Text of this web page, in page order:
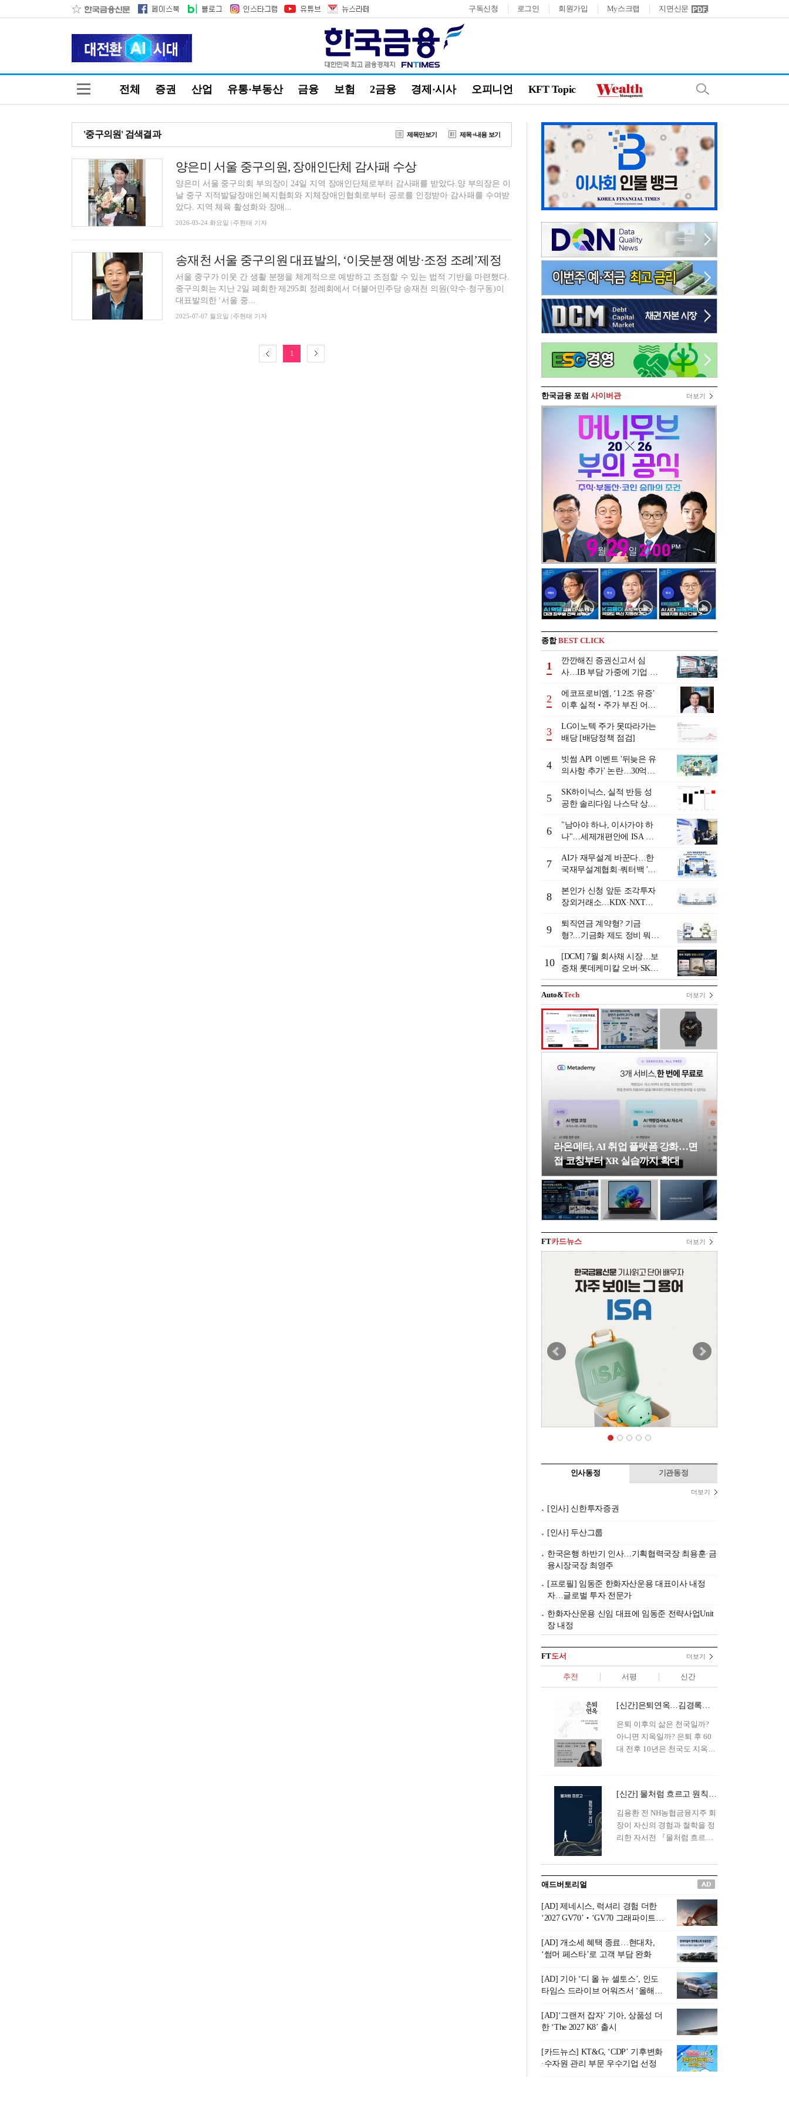
구독신청 로그인 회원가입 My스크랩 지면신문
전체 증권 산업 유통·부동산 금융 보험 2금융 경제·시사 오피니언 KFT Topic
'중구의원' 검색결과 제목만보기 제목+내용 보기
양은미 서울 중구의원, 장애인단체 감사패 수상
양은미 서울 중구의회 부의장이 24일 지역 장애인단체로부터 감사패를 받았다.양 부의장은 이
날 중구 지적발달장애인복지협회와 지체장애인협회로부터 공로를 인정받아 감사패를 수여받
았다. 지역 체육 활성화와 장애...
2026-03-24 화요일 | 주현태 기자
송재천 서울 중구의원 대표발의, ‘이웃분쟁 예방·조정 조례’제정
서울 중구가 이웃 간 생활 분쟁을 체계적으로 예방하고 조정할 수 있는 법적 기반을 마련했다.
중구의회는 지난 2일 폐회한 제295회 정례회에서 더불어민주당 송재천 의원(약수·청구동)이
대표발의한 ‘서울 중...
2025-07-07 월요일 | 주현태 기자
1
한국금융 포럼 사이버관 더보기
종합BEST CLICK
1
깐깐해진 증권신고서 심
사…IB 부담 가중에 기업 자
2
에코프로비엠, ‘1.2조 유증’
이후 실적‧주가 부진 어쩌
3
LG이노텍 주가 못따라가는
배당 [배당정책 점검]
4
빗썸 API 이벤트 '뒤늦은 유
의사항 추가' 논란…30억원
발
5
SK하이닉스, 실적 반등 성
공한 솔리다임 나스닥 상장
6
"남아야 하나, 이사가야 하
나"…세제개편안에 ISA 투
7
AI가 재무설계 바꾼다…한
국재무설계협회·쿼터백 '베
8
본인가 신청 앞둔 조각투자
장외거래소…KDX·NXT컨
9
퇴직연금 계약형? 기금
형?…기금화 제도 정비 뭐길
(상)]
10
[DCM] 7월 회사채 시장…보
증채 롯데케미칼 오버·SK에
코플랜트 언더 [7월 리뷰①]
Auto&Tech 더보기
라온메타, AI 취업 플랫폼 강화…면
접 코칭부터 XR 실습까지 확대
FT카드뉴스 더보기
인사동정 기관동정
더보기
[인사] 신한투자증권
[인사] 두산그룹
한국은행 하반기 인사…기획협력국장 최용훈·금
융시장국장 최영주
[프로필] 임동준 한화자산운용 대표이사 내정
자…글로벌 투자 전문가
한화자산운용 신임 대표에 임동준 전략사업Unit
장 내정
FT도서 더보기
추천 서평 신간
[신간]은퇴연옥…김경록의 은퇴 후 삶의 나침반
은퇴 이후의 삶은 천국일까?
아니면 지옥일까? 은퇴 후 60
대 전후 10년은 천국도 지옥도
은퇴 설계를 가이드해 온 김경
록 옵투스자산운용의 고문이
신간 『은퇴연옥』을 내놓았
다.단테는 지옥을 '모든 희망을
록 고문은 새로운 시각을 제시
0년의 과도기는 지옥이 아니라
정화와 성장의 공간인 ‘은퇴연
옥(Purgatory)’이라는 것이다.
연옥은 고통스럽지만 끝이 있
으며, 준비를 통해 천국으로 나
아갈 수 있는 희망의 장소라고
말한
[신간] 물처럼 흐르고 원칙으로 서다…김용환의 통찰을 담다
김용환 전 NH농협금융지주 회
장이 자신의 경험과 철학을 정
리한 자서전 『물처럼 흐르고
통 관료 출신으로 한국 금융의
주요 변곡점마다 중요한 역할
을 하고 금융 경영인으로서 큰
족적을 남긴 김 전 회장이 후배
세대에게 전하는 삶의 조언을
담은 인생 노트다.『물처럼 흐
르고 원칙으로 서다』는 단순
한 자서전을 넘어, 실패를 두려
워하지 않는 용기와 자신에 대
한 믿음이 어떻게 삶을 풍요롭
게 만드는지를 보여주는 지혜
의 보고로 평가된다.김용환 전
회장은 “인생의 목표가 크더라
도 조급해하지 말고 작은 것부
터 하나 하나 성취해 나가
라”고 조언한다. 뼈아픈 실패
조차 성공의 뼈대가 된다는 긍
애드버토리얼
[AD] 제네시스, 럭셔리 경험 더한
‘2027 GV70’‧‘GV70 그래파이트’
[AD] 개소세 혜택 종료…현대차,
‘썸머 페스타’로 고객 부담 완화
[AD] 기아 ‘디 올 뉴 셀토스’, 인도
타임스 드라이브 어워즈서 ‘올해의
[AD]‘그랜저 잡자’ 기아, 상품성 더
한 ‘The 2027 K8’ 출시
[카드뉴스] KT&G, ‘CDP’ 기후변화
·수자원 관리 부문 우수기업 선정